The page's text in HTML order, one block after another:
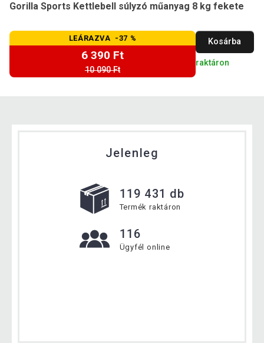
Gorilla Sports Kettlebell súlyzó műanyag 8 kg fekete
LEÁRAZVA -37 %
6 390 Ft
10 090 Ft
Kosárba
raktáron
Jelenleg
119 431 db
Termék raktáron
116
Ügyfél online